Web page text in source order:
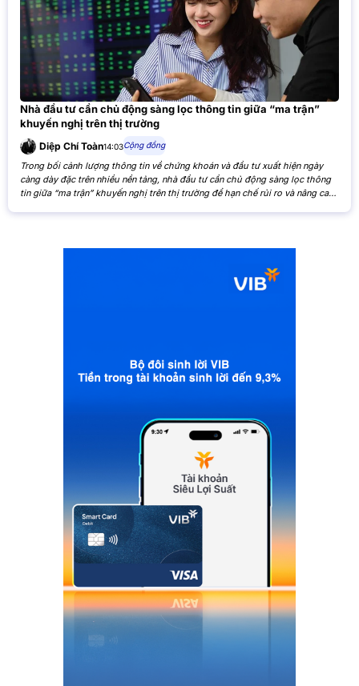
Nhà đầu tư cần chủ động sàng lọc thông tin giữa “ma trận”
khuyến nghị trên thị trường
Diệp Chí Toàn14:03Cộng đồng
Trong bối cảnh lượng thông tin về chứng khoán và đầu tư xuất hiện ngày
càng dày đặc trên nhiều nền tảng, nhà đầu tư cần chủ động sàng lọc thông
tin giữa “ma trận” khuyến nghị trên thị trường để hạn chế rủi ro và nâng cao